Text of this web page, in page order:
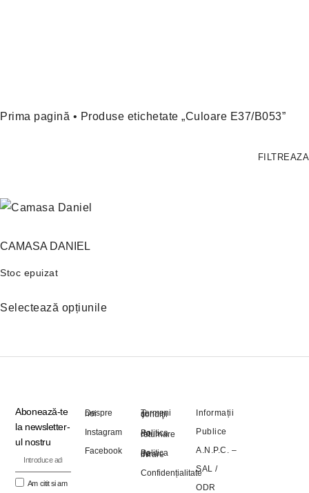
Prima pagină • Produse etichetate „Culoare E37/B053”
FILTREAZA
CAMASA DANIEL
Stoc epuizat
Selectează opțiunile
Despre noi
Instagram
Facebook
Termeni şi condiţii
Politica de returnare
Politica de livrare
Confidențialitate
Informații
Publice
A.N.P.C. –
SAL /
ODR
Abonează-te
la newsletter-
ul nostru
Am citit si am